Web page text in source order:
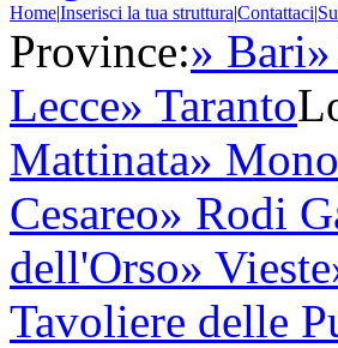
Home|Inserisci la tua struttura|Contattaci|
Province:» Bari
Lecce» Taranto
Mattinata»
Cesareo» Rodi
dell'Orso» Vieste
Tavoliere delle